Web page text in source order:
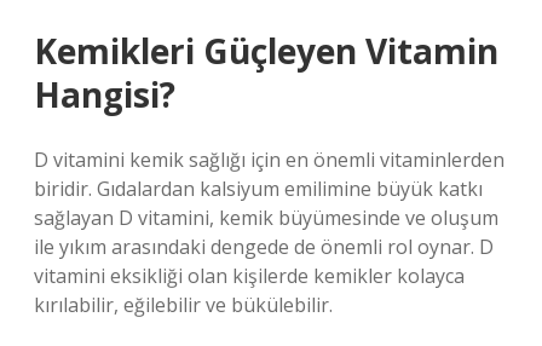
Kemikleri Güçleyen Vitamin
Hangisi?
D vitamini kemik sağlığı için en önemli vitaminlerden
biridir. Gıdalardan kalsiyum emilimine büyük katkı
sağlayan D vitamini, kemik büyümesinde ve oluşum
ile yıkım arasındaki dengede de önemli rol oynar. D
vitamini eksikliği olan kişilerde kemikler kolayca
kırılabilir, eğilebilir ve bükülebilir.